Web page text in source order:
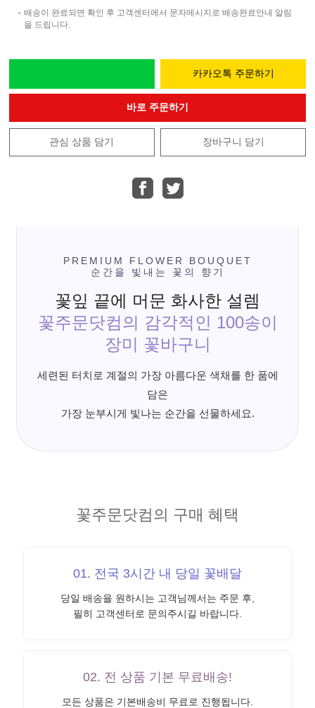
배송이 완료되면 확인 후 고객센터에서 문자메시지로 배송완료안내 알림
을 드립니다.
카카오톡 주문하기
바로 주문하기
관심 상품 담기 장바구니 담기
PREMIUM FLOWER BOUQUET
순간을 빛내는 꽃의 향기
꽃잎 끝에 머문 화사한 설렘
꽃주문닷컴의 감각적인 100송이
장미 꽃바구니
세련된 터치로 계절의 가장 아름다운 색채를 한 품에
담은
가장 눈부시게 빛나는 순간을 선물하세요.
꽃주문닷컴의 구매 혜택
01. 전국 3시간 내 당일 꽃배달
당일 배송을 원하시는 고객님께서는 주문 후,
필히 고객센터로 문의주시길 바랍니다.
02. 전 상품 기본 무료배송!
모든 상품은 기본배송비 무료로 진행됩니다.